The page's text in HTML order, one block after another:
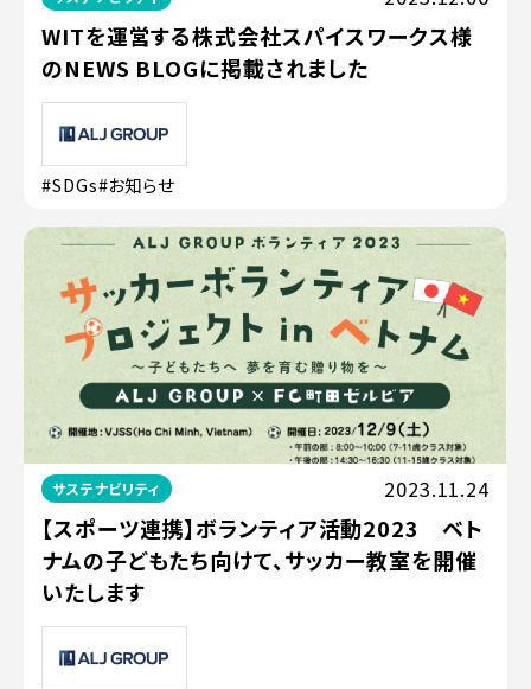
WITを運営する株式会社スパイスワークス様
のNEWS BLOGに掲載されました
#SDGs#お知らせ
サステナビリティ 2023.11.24
【スポーツ連携】ボランティア活動2023 ベト
ナムの子どもたち向けて、サッカー教室を開催
いたします